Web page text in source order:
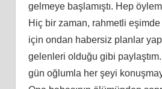
gelmeye başlamıştı. Hep
Hiç bir zaman, rahmetli eşimde
için ondan habersiz planlar
gelenleri olduğu gibi
gün oğlumla her şeyi